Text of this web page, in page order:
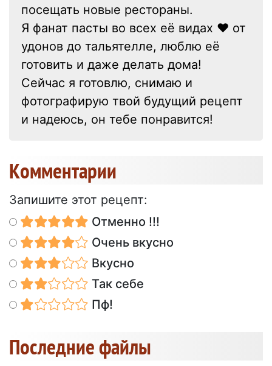
посещать новые рестораны.
Я фанат пасты во всех её видах ❤ от
удонов до тальятелле, люблю её
готовить и даже делать дома!
Сейчас я готовлю, снимаю и
фотографирую твой будущий рецепт
и надеюсь, он тебе понравится!
Kомментарии
Запишите этот рецепт:
Отменно !!!
Очень вкусно
Вкусно
Так себе
Пф!
Последние файлы